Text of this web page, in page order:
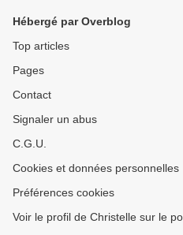
Hébergé par Overblog
Top articles
Pages
Contact
Signaler un abus
C.G.U.
Cookies et données personnelles
Préférences cookies
Voir le profil de Christelle sur le